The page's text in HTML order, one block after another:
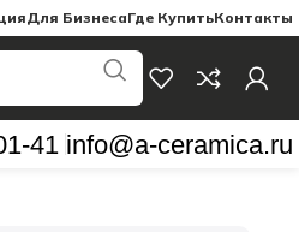
Для БизнесаГде КупитьКонтакты
41 info@a-ceramica.ru